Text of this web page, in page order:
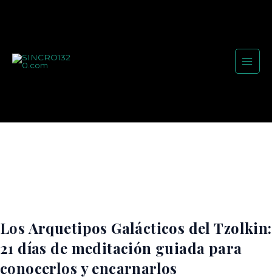
Los Arquetipos Galácticos del Tzolkin:
21 días de meditación guiada para
conocerlos y encarnarlos